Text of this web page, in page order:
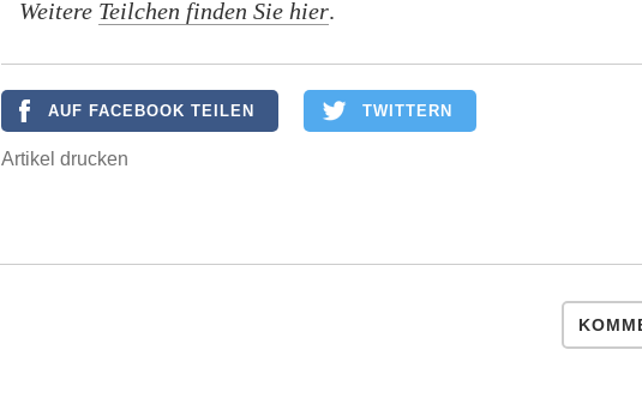
Weitere Teilchen finden Sie hier.
AUF FACEBOOK TEILEN TWITTERN
Artikel drucken